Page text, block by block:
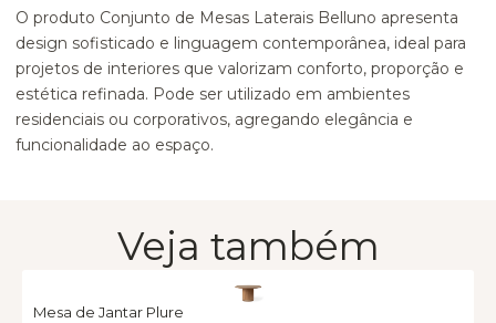
O produto Conjunto de Mesas Laterais Belluno apresenta
design sofisticado e linguagem contemporânea, ideal para
projetos de interiores que valorizam conforto, proporção e
estética refinada. Pode ser utilizado em ambientes
residenciais ou corporativos, agregando elegância e
funcionalidade ao espaço.
Veja também
Mesa de Jantar Plure